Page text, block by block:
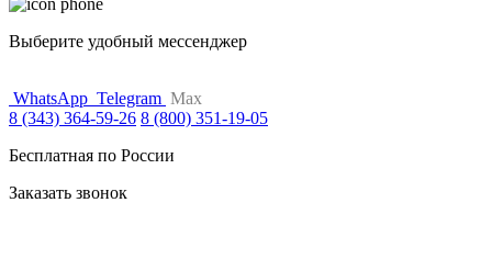
Выберите удобный мессенджер
WhatsApp Telegram Max
8 (343) 364-59-26 8 (800) 351-19-05
Бесплатная по России
Заказать звонок